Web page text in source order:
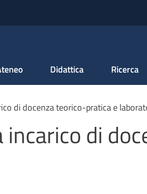
Didattica Ricerca
di docenza teorico-pratica e
di